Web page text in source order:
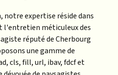
notre expertise réside dans
l'entretien méticuleux des
réputé de Cherbourg
une gamme de
cls, fill, url, ibav, fdcf et